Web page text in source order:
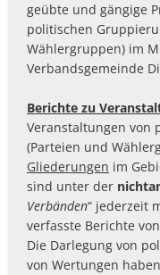
geübte und gängige
politischen
Wählergruppen) im
Verbandsgemeinde
Berichte zu
Veranstaltungen von
(Parteien und
Gliederungen im
sind unter der
Verbänden“ jederzeit
verfasste Berichte
Die Darlegung von
von Wertungen